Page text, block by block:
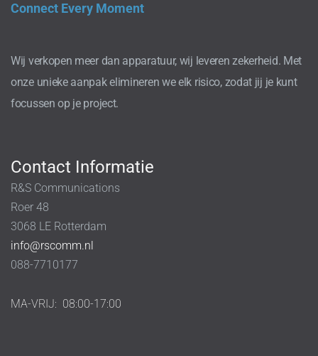
Connect Every Moment
Wij verkopen meer dan apparatuur, wij leveren zekerheid. Met
onze unieke aanpak elimineren we elk risico, zodat jij je kunt
focussen op je project.
Contact Informatie
R&S Communications
Roer 48
3068 LE Rotterdam
info@rscomm.nl
088-7710177
MA-VRIJ: 08:00-17:00